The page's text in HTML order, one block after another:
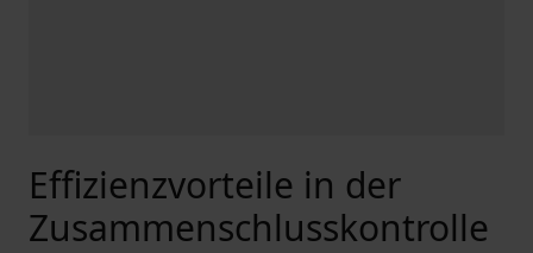
Effizienzvorteile in der
Zusammenschlusskontrolle